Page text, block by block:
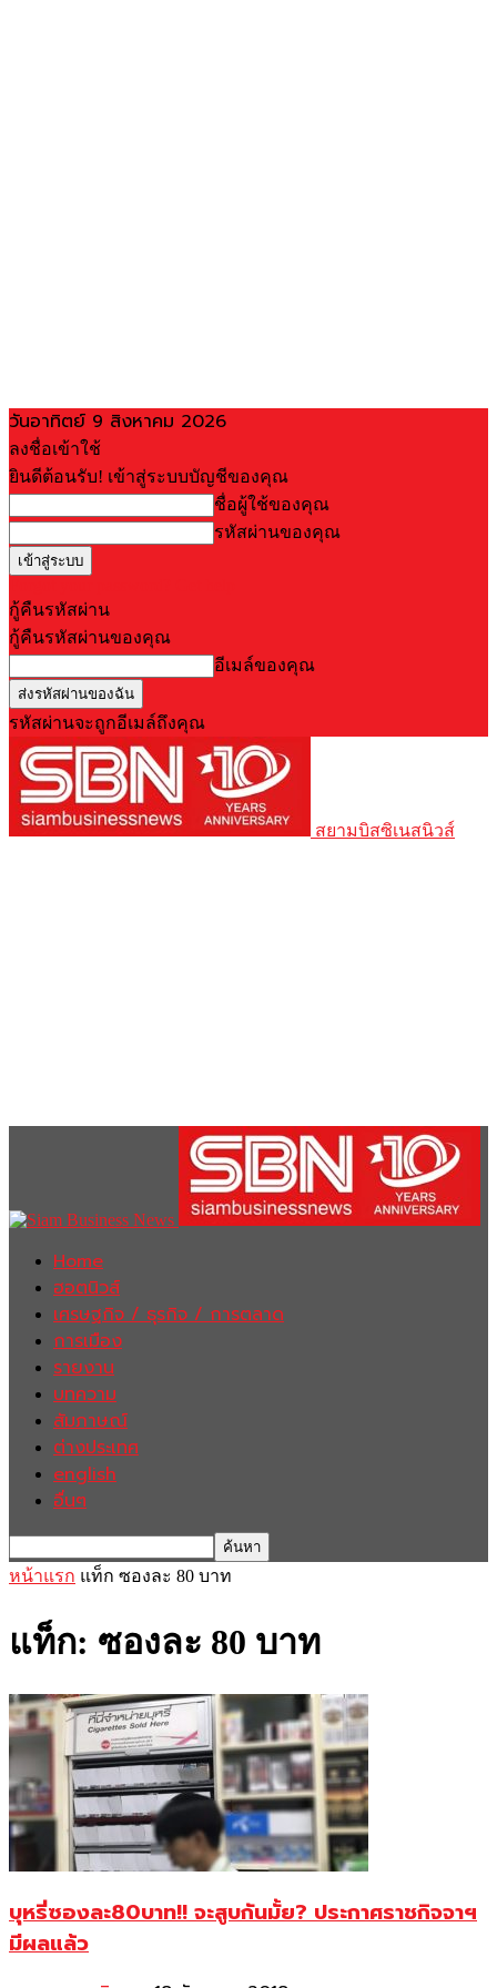
วันอาทิตย์ 9 สิงหาคม 2026
ลงชื่อเข้าใช้
ยินดีต้อนรับ! เข้าสู่ระบบบัญชีของคุณ
ชื่อผู้ใช้ของคุณ
รหัสผ่านของคุณ
กู้คืนรหัสผ่าน
กู้คืนรหัสผ่านของคุณ
อีเมล์ของคุณ
รหัสผ่านจะถูกอีเมล์ถึงคุณ
สยามบิสซิเนสนิวส์
Home
ฮอตนิวส์
เศรษฐกิจ / ธุรกิจ / การตลาด
การเมือง
รายงาน
บทความ
สัมภาษณ์
ต่างประเทศ
english
อื่นๆ
หน้าแรก แท็ก ซองละ 80 บาท
แท็ก: ซองละ 80 บาท
บุหรี่ซองละ80บาท!! จะสูบกันมั้ย? ประกาศราชกิจจาฯ
มีผลแล้ว